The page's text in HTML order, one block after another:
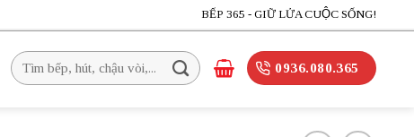
BẾP 365 - GIỮ LỬA CUỘC SỐNG!
Tìm
kiếm:
0936.080.365